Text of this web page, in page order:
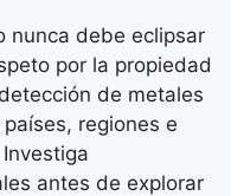
nunca debe eclipsar
por la propiedad
de metales
regiones e
antes de explorar